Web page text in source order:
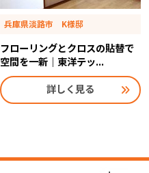
兵庫県淡路市 K様邸
フローリングとクロスの貼替で
空間を一新｜東洋テッ...
詳しく見る